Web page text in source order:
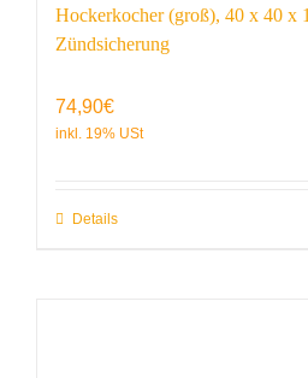
Hockerkocher (groß), 40 x 40 x
Zündsicherung
74,90€
Details